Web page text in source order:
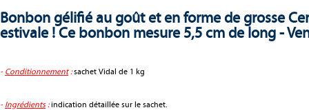
Bonbon gélifié au goût et en forme de grosse
estivale ! Ce bonbon mesure 5,5 cm de long -
- Conditionnement:sachet Vidal de 1 kg
- Ingrédients:indication détaillée sur le sachet.